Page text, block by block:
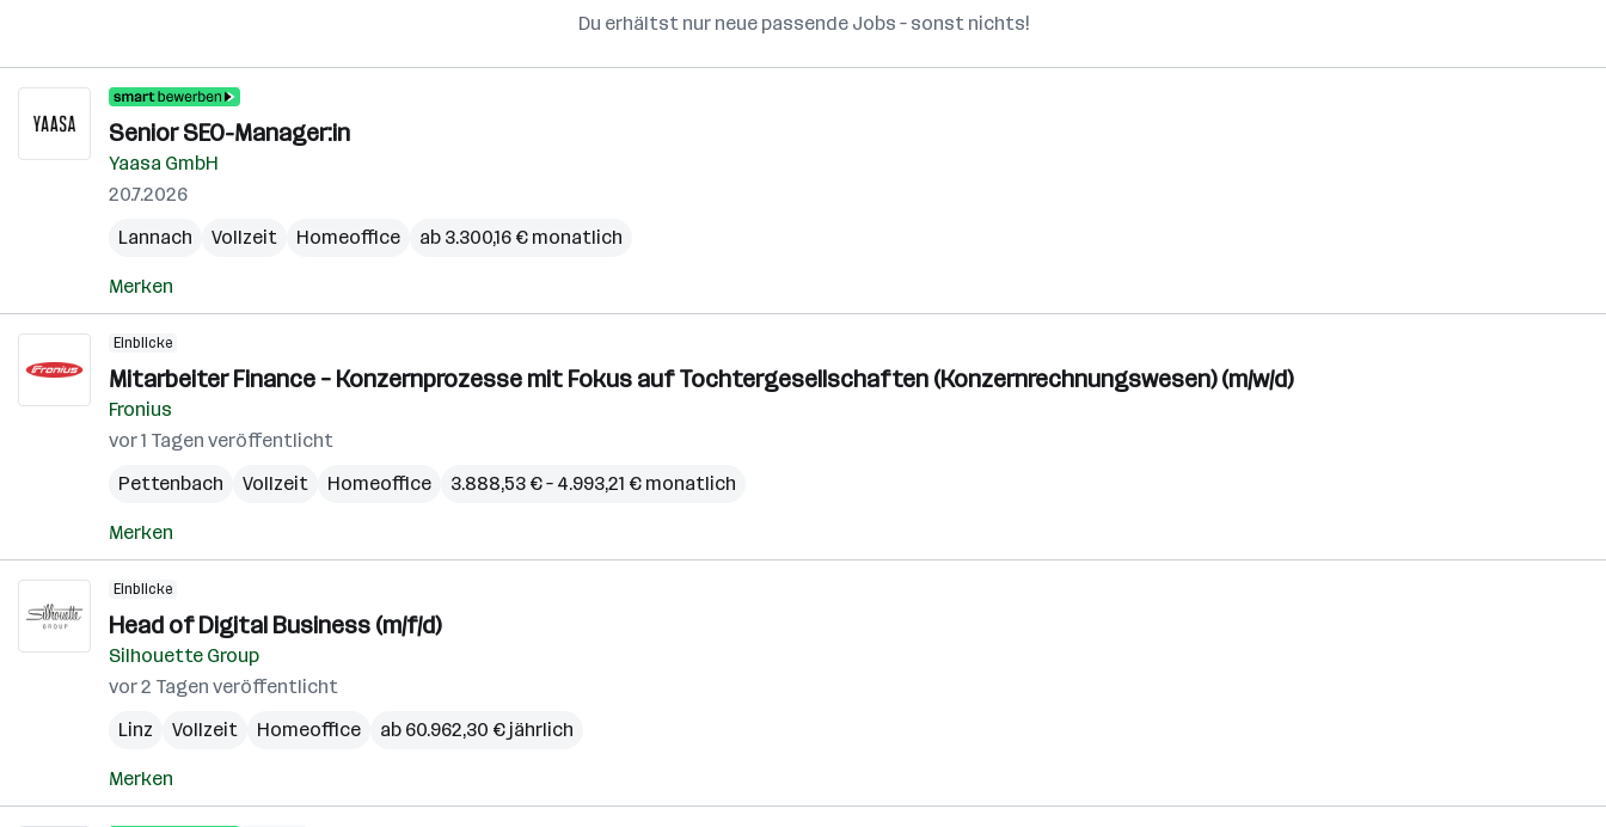
Du erhältst nur neue passende Jobs – sonst nichts!
Senior SEO-Manager:in
Yaasa GmbH
20.7.2026
Lannach
Vollzeit Homeoffice ab 3.300,16 € monatlich
Merken
Einblicke
Mitarbeiter Finance – Konzernprozesse mit Fokus auf Tochtergesellschaften (Konzernrechnungswesen) (m/w/d)
Fronius
vor 1 Tagen veröffentlicht
Pettenbach
Vollzeit Homeoffice 3.888,53 € – 4.993,21 € monatlich
Merken
Einblicke
Head of Digital Business (m/f/d)
Silhouette Group
vor 2 Tagen veröffentlicht
Linz
Vollzeit Homeoffice ab 60.962,30 € jährlich
Merken